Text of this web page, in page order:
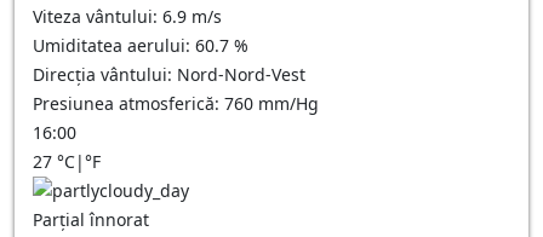
Viteza vântului: 6.9 m/s
Umiditatea aerului: 60.7 %
Direcția vântului: Nord-Nord-Vest
Presiunea atmosferică: 760 mm/Hg
16:00
27 °C|°F
Parțial înnorat